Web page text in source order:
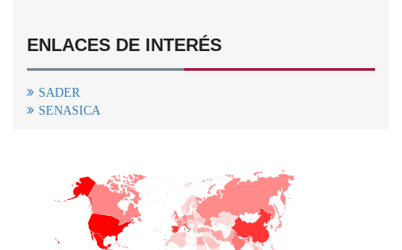
ENLACES DE INTERÉS
SADER
SENASICA